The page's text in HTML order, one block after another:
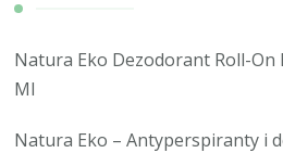
Natura Eko Dezodorant Roll-On
Ml
Natura Eko – Antyperspiranty i